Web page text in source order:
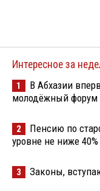
Интересное за
1
В Абхазии
молодёжный форум
2
Пенсию по
уровне не ниже 40%
3 Законы,